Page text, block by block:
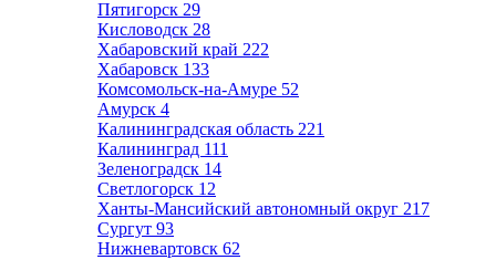
Пятигорск 29
Кисловодск 28
Хабаровский край 222
Хабаровск 133
Комсомольск-на-Амуре 52
Амурск 4
Калининградская область 221
Калининград 111
Зеленоградск 14
Светлогорск 12
Ханты-Мансийский автономный округ 217
Сургут 93
Нижневартовск 62